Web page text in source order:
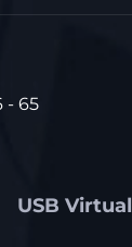
- 65
USB Virtual